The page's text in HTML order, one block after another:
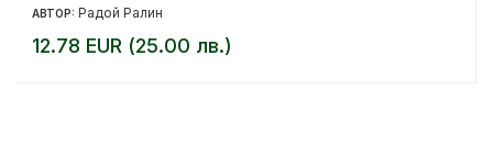
АВТОР: Радой Ралин
12.78 EUR (25.00 лв.)